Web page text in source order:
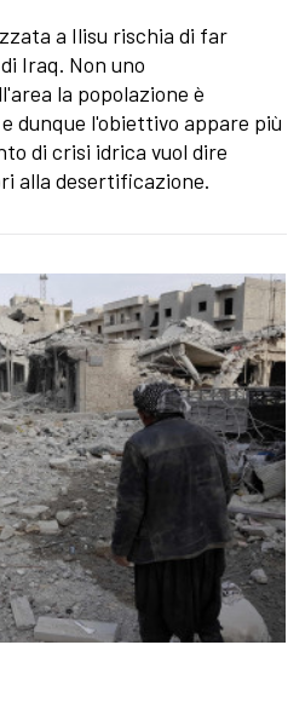
a Ilisu rischia di far
Iraq. Non uno
la popolazione è
dunque l'obiettivo appare più
di crisi idrica vuol dire
alla desertificazione.